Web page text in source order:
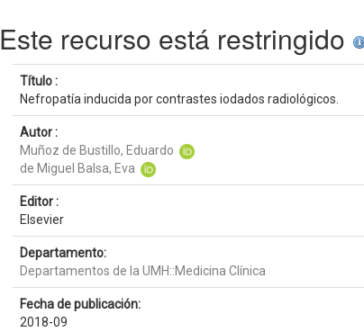
Este recurso está restringido
Título :
Nefropatía inducida por contrastes iodados radiológicos.
Autor :
Muñoz de Bustillo, Eduardo
de Miguel Balsa, Eva
Editor :
Elsevier
Departamento:
Departamentos de la UMH::Medicina Clínica
Fecha de publicación:
2018-09